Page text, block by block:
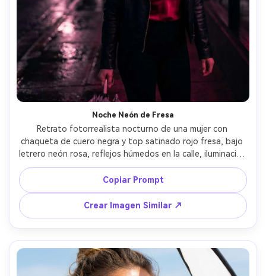
Noche Neón de Fresa
Retrato fotorrealista nocturno de una mujer con
chaqueta de cuero negra y top satinado rojo fresa, bajo
letrero neón rosa, reflejos húmedos en la calle, iluminación
cinematográfica oscura, tomada con Sony A7S III, 50mm
f/1.2, poca profundidad, bokeh neón, expresión segura,
enfoque nítido con alto contraste y gradación vibrante
rosa-rojo --ar 4:5
Copiar Prompt
Crear Imagen Similar ↗